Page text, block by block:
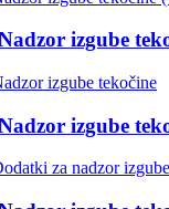
izgube
izgube